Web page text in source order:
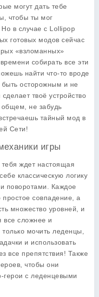
могут дать тебе
чтобы ты мог
в случае с Lollipop
готовых модов сейчас
«взломанных»
собирать все эти
найти что-то вроде
быть осторожным и не
твоё устройство
не забудь
тайный мод в
Сети!
игры
тебя ждет настоящая
классическую логику
поворотами. Каждое
совпадение, а
множество уровней, и
все сложнее и
мочить леденцы,
и использовать
все препятствия! Также
чтобы они
герои с леденцевыми